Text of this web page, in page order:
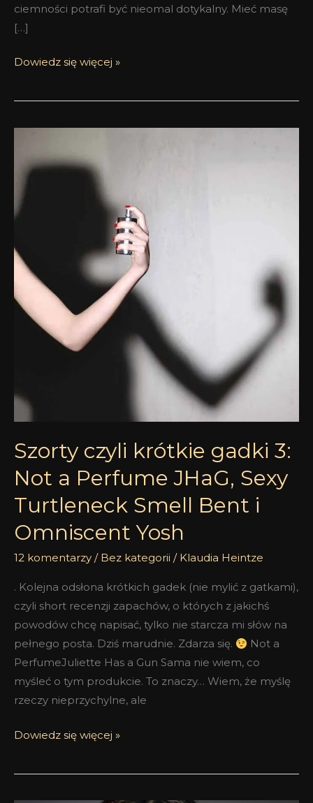
ciemności potrafi być nieomal dotykalny. Mieć masę
[…]
Dowiedz się więcej »
Szorty czyli krótkie gadki 3:
Not a Perfume JHaG, Sexy
Turtleneck Smell Bent i
Omniscent Yosh
12 komentarzy / Bez kategorii / Klaudia Heintze
. Kolejna odsłona krótkich gadek (nie mylić z gatkami),
czyli short recenzji zapachów, o których z jakichś
powodów chcę napisać, tylko nie starcza mi słów na
pełnego posta. Dziś marudnie. Zdarza się.
Not a
PerfumeJuliette Has a Gun Sama nie wiem, co
myśleć o tym produkcie. To znaczy… Wiem, że myślę
rzeczy nieprzychylne, ale
krótkie
3:
a
Perfume
JHaG,
Sexy
Turtleneck
Omniscent
Yosh
Dowiedz się więcej »